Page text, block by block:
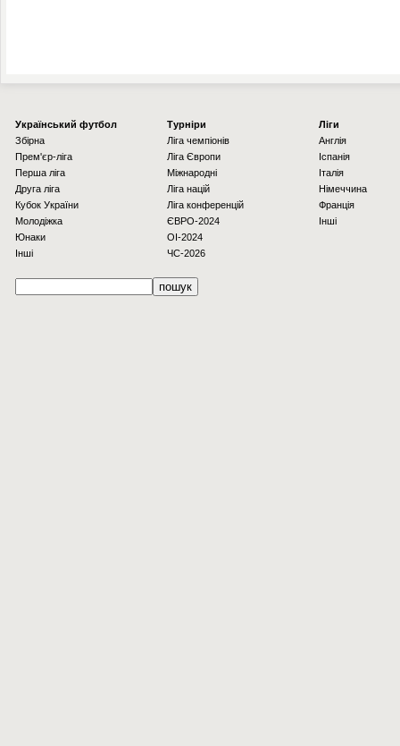
Українcький футбол
Збірна
Прем'єр-ліга
Перша ліга
Друга ліга
Кубок України
Молодіжка
Юнаки
Інші
Турніри
Ліга чемпіонів
Ліга Європи
Міжнародні
Ліга націй
Ліга конференцій
ЄВРО-2024
OI-2024
ЧС-2026
Ліги
Англія
Іспанія
Італія
Німеччина
Франція
Інші